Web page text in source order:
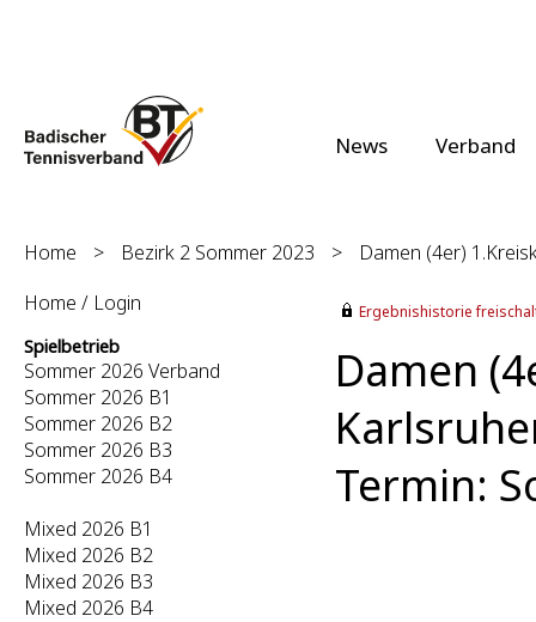
News Verband
Home > Bezirk 2 Sommer 2023 >
Damen (4er)
Home / Login
Spielbetrieb
Sommer 2026 Verband
Sommer 2026 B1
Sommer 2026 B2
Sommer 2026 B3
Sommer 2026 B4
Mixed 2026 B1
Mixed 2026 B2
Mixed 2026 B3
Mixed 2026 B4
Ergebnishistorie
Damen
Termin: